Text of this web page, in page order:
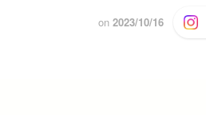
on 2023/10/16